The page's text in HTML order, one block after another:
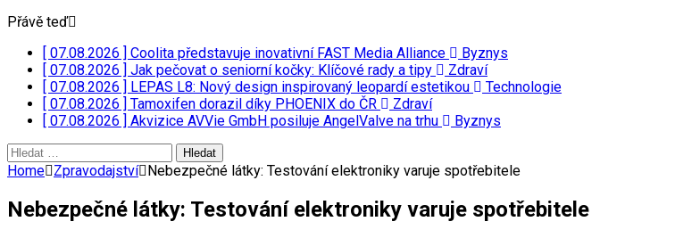
Přávě teď
[ 07.08.2026 ] Coolita představuje inovativní FAST Media Alliance
Byznys
[ 07.08.2026 ] Jak pečovat o seniorní kočky: Klíčové rady a tipy
Zdraví
[ 07.08.2026 ] LEPAS L8: Nový design inspirovaný leopardí estetikou
Technologie
[ 07.08.2026 ] Tamoxifen dorazil díky PHOENIX do ČR
Zdraví
[ 07.08.2026 ] Akvizice AVVie GmbH posiluje AngelValve na trhu
Byznys
Vyhledávání
Home Zpravodajství Nebezpečné látky: Testování elektroniky varuje spotřebitele
Nebezpečné látky: Testování elektroniky varuje spotřebitele